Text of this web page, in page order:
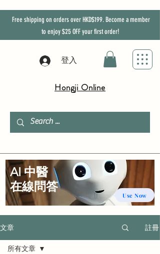
Free shipping on orders over HKD$199. Become a member
to enjoy$25 OFFyour first order!
登入
Hongji Online
文章 註冊
所有文章
Use Now
AI 中醫
​在線問答